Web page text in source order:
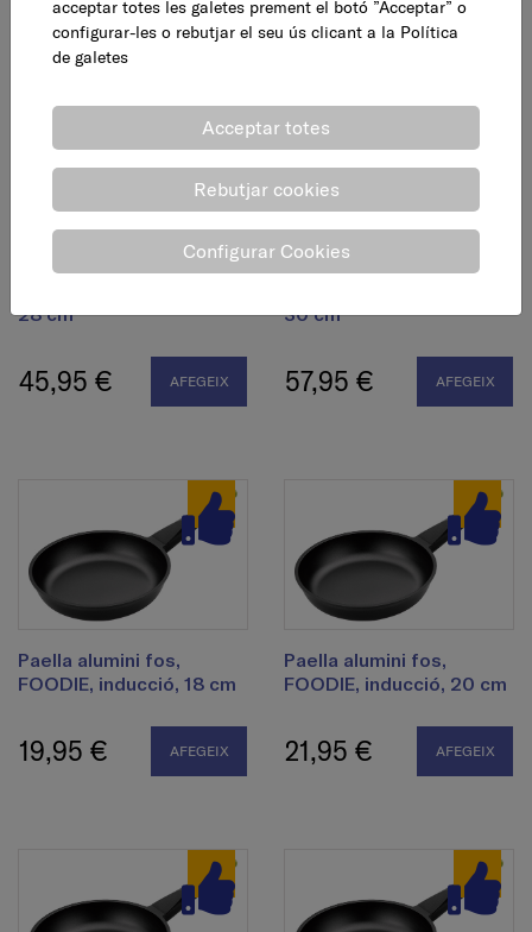
Paella alumini fos,
28 cm
45,95 € AFEGEIX
30 cm
57,95 € AFEGEIX
Paella alumini fos,
FOODIE, inducció, 18 cm
19,95 € AFEGEIX
Paella alumini fos,
FOODIE, inducció, 20 cm
21,95 € AFEGEIX
acceptar totes les galetes prement el botó ”Acceptar” o
configurar-les o rebutjar el seu ús clicant a la Política
de galetes
Acceptar totes
Rebutjar cookies
Configurar Cookies